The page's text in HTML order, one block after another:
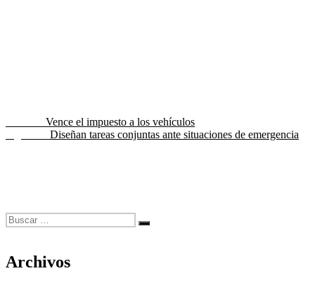
Navegación
de
Entrada
anterior:
Vence el impuesto a los vehículos
Entrada
Diseñan tareas conjuntas ante situaciones de emergencia
Buscar
por:
Buscar
Archivos